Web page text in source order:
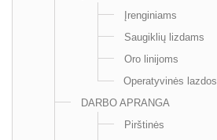
Įrenginiams
Saugiklių lizdams
Oro linijoms
Operatyvinės lazdos
DARBO APRANGA
Pirštinės